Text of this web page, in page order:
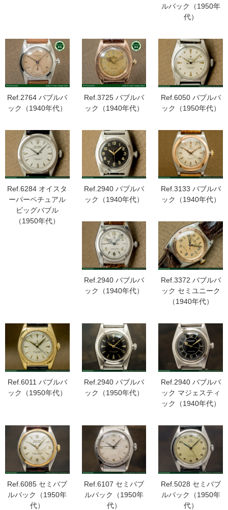
ルバック（1950年
代）
Ref.2764 バブルバ
ック（1940年代）
Ref.3725 バブルバ
ック（1940年代）
Ref.6050 バブルバ
ック（1950年代）
Ref.6284 オイスタ
ーパーペチュアル
ビッグバブル
（1950年代）
Ref.2940 バブルバ
ック（1940年代）
Ref.3133 バブルバ
ック（1940年代）
Ref.2940 バブルバ
ック（1940年代）
Ref.3372 バブルバ
ック セミユニーク
（1940年代）
Ref.6011 バブルバ
ック（1950年代）
Ref.2940 バブルバ
ック（1950年代）
Ref.2940 バブルバ
ック マジェスティ
ック（1940年代）
Ref.6085 セミバブ
ルバック（1950年
代）
Ref.6107 セミバブ
ルバック（1950年
代）
Ref.5028 セミバブ
ルバック（1950年
代）